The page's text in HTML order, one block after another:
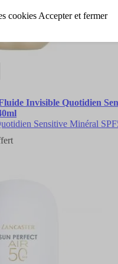
Invisible Quotidien
Sensitive Minéral
cookies Accepter et fermer